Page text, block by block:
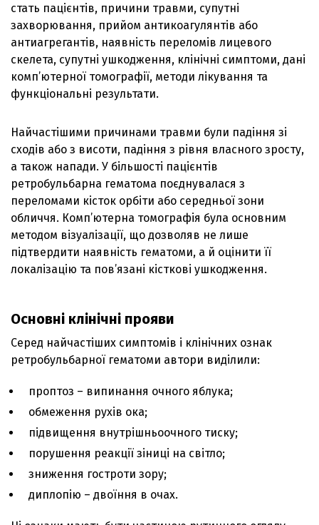
стать пацієнтів, причини травми, супутні
захворювання, прийом антикоагулянтів або
антиагрегантів, наявність переломів лицевого
скелета, супутні ушкодження, клінічні симптоми, дані
комп’ютерної томографії, методи лікування та
функціональні результати.
Найчастішими причинами травми були падіння зі
сходів або з висоти, падіння з рівня власного зросту,
а також напади. У більшості пацієнтів
ретробульбарна гематома поєднувалася з
переломами кісток орбіти або середньої зони
обличчя. Комп’ютерна томографія була основним
методом візуалізації, що дозволяв не лише
підтвердити наявність гематоми, а й оцінити її
локалізацію та пов’язані кісткові ушкодження.
Основні клінічні прояви
Серед найчастіших симптомів і клінічних ознак
ретробульбарної гематоми автори виділили:
проптоз – випинання очного яблука;
обмеження рухів ока;
підвищення внутрішньоочного тиску;
порушення реакції зіниці на світло;
зниження гостроти зору;
диплопію – двоїння в очах.